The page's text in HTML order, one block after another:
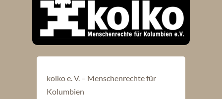
kolko e. V. – Menschenrechte für
Kolumbien